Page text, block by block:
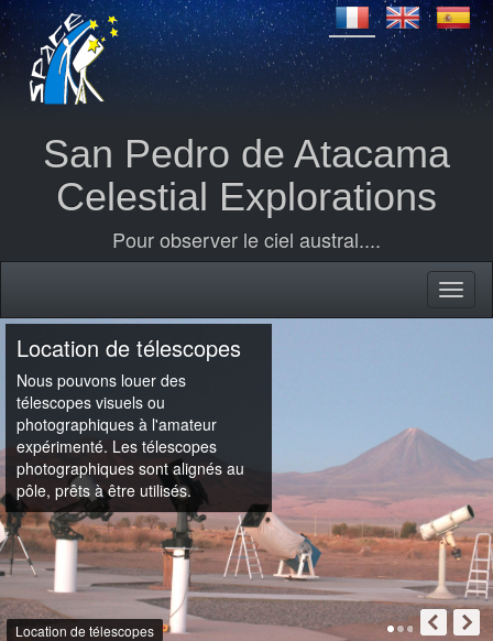
San Pedro de Atacama
Celestial Explorations
Pour observer le ciel austral....
Location de télescopes
Nous pouvons louer des
télescopes visuels ou
photographiques à l'amateur
expérimenté. Les télescopes
photographiques sont alignés au
pôle, prêts à être utilisés.
Location de télescopes